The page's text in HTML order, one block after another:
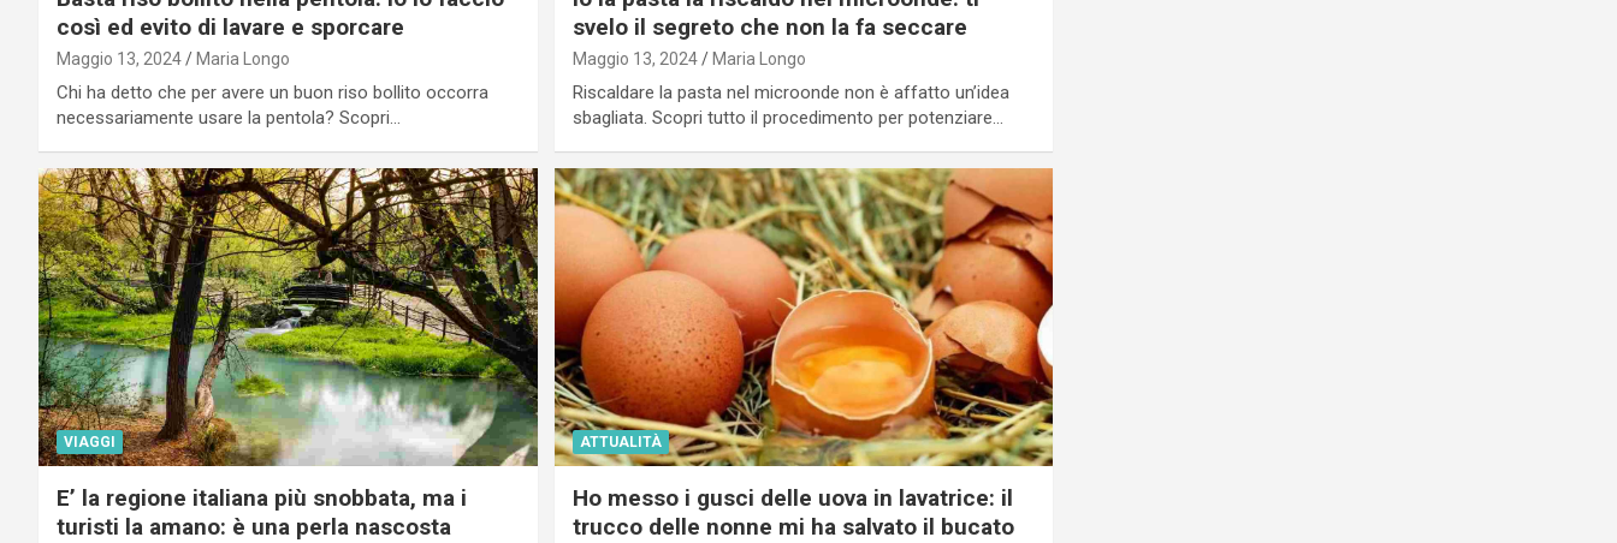
così ed evito di lavare e sporcare
Maggio 13, 2024 Maria Longo
Chi ha detto che per avere un buon riso bollito occorra
necessariamente usare la pentola? Scopri…
svelo il segreto che non la fa seccare
Maggio 13, 2024 Maria Longo
Riscaldare la pasta nel microonde non è affatto un’idea
sbagliata. Scopri tutto il procedimento per potenziare…
VIAGGI
E’ la regione italiana più snobbata, ma i
turisti la amano: è una perla nascosta
ATTUALITÀ
Ho messo i gusci delle uova in lavatrice: il
trucco delle nonne mi ha salvato il bucato